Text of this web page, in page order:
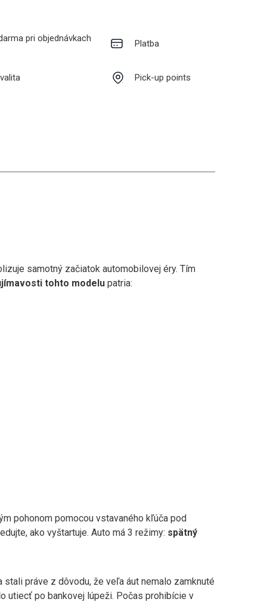
pri objednávkach
Platba
Pick-up points
samotný začiatok automobilovej éry. Tím
tohto modelu patria:
pohonom pomocou vstavaného kľúča pod
ako vyštartuje. Auto má 3 režimy: spätný
stali práve z dôvodu, že veľa áut nemalo zamknuté
utiecť po bankovej lúpeži. Počas prohibície v